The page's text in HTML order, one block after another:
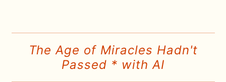
The Age of Miracles Hadn't
Passed * with AI